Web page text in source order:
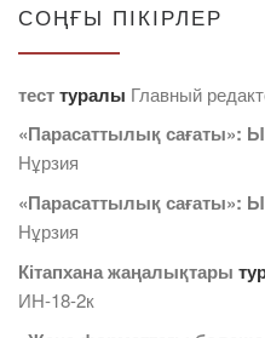
СОҢҒЫ ПІКІРЛЕР
тесттуралы Главный
«Парасаттылық сағаты»:
Нұрзия
«Парасаттылық сағаты»:
Нұрзия
Кітапхана жаңалықтары
ИН-18-2к